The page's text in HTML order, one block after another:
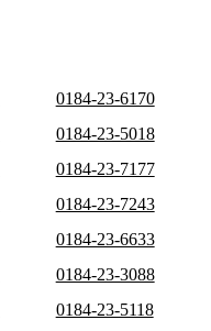
0184-23-6170
0184-23-5018
0184-23-7177
0184-23-7243
0184-23-6633
0184-23-3088
0184-23-5118